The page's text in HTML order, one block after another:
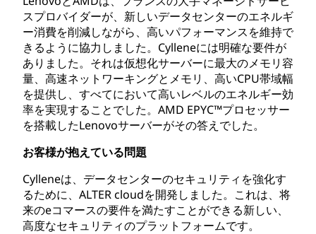
スプロバイダーが、新しいデータセンターのエネルギ
ー消費を削減しながら、高いパフォーマンスを維持で
きるように協力しました。Cylleneには明確な要件が
ありました。それは仮想化サーバーに最大のメモリ容
量、高速ネットワーキングとメモリ、高いCPU帯域幅
を提供し、すべてにおいて高いレベルのエネルギー効
率を実現することでした。AMD EPYC™プロセッサー
を搭載したLenovoサーバーがその答えでした。
お客様が抱えている問題
Cylleneは、データセンターのセキュリティを強化す
るために、ALTER cloudを開発しました。これは、将
来のeコマースの要件を満たすことができる新しい、
高度なセキュリティのプラットフォームです。